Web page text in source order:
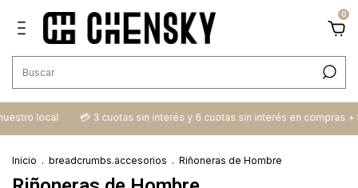
0
local 💳​ 3 cuotas sin interés y 6 cuotas sin interés en compras +
Inicio . breadcrumbs.accesorios . Riñoneras de Hombre